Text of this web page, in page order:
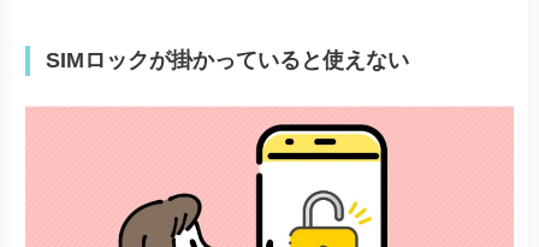
Rakuten Big-S
Rakuten Hand 5G
Google Pixel
Google Pixel 4, 4a & 4 XL
Google Pixel 5
Google Pixel 6シリーズ
Google Pixel 7シリーズ
SIMロックが掛かっていると使えない